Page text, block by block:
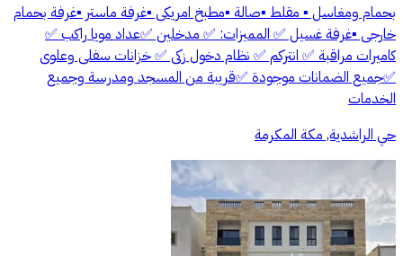
بحمام ومغاسل ▪️ مقلط ▪️صالة ▪️مطبخ امريكى ▪️غرفة ماستر ▪️غرفة بحمام
خارجى ▪️غرفة غسيل ✅ المميزات: ✅ مدخلين ✅عداد مويا راكب ✅
كاميرات مراقبة ✅ انتركم ✅ نظام دخول زكى ✅ خزانات سفلى وعلوى
✅جميع الضمانات موجودة ✅قريبة من المسجد ومدرسة وجميع
الخدمات
حي الراشدية, مكة المكرمة